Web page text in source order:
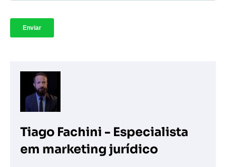
Tiago Fachini - Especialista
em marketing jurídico